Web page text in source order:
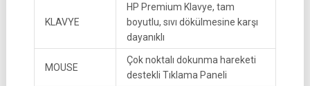
KLAVYE
HP Premium Klavye, tam
boyutlu, sıvı dökülmesine karşı
dayanıklı
MOUSE
Çok noktalı dokunma hareketi
destekli Tıklama Paneli